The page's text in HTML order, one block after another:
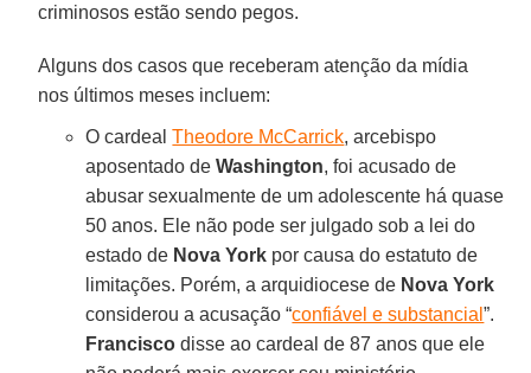
criminosos estão sendo pegos.
Alguns dos casos que receberam atenção da mídia
nos últimos meses incluem:
O cardealTheodore McCarrick, arcebispo
aposentado deWashington, foi acusado de
abusar sexualmente de um adolescente há quase
50 anos. Ele não pode ser julgado sob a lei do
estado de Nova York por causa do estatuto de
limitações. Porém, a arquidiocese de Nova York
considerou a acusação “confiável e substancial”.
Francisco disse ao cardeal de 87 anos que ele